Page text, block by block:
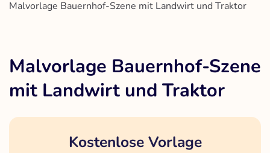
Malvorlage Bauernhof-Szene mit Landwirt und Traktor
Malvorlage Bauernhof-Szene
mit Landwirt und Traktor
Kostenlose Vorlage